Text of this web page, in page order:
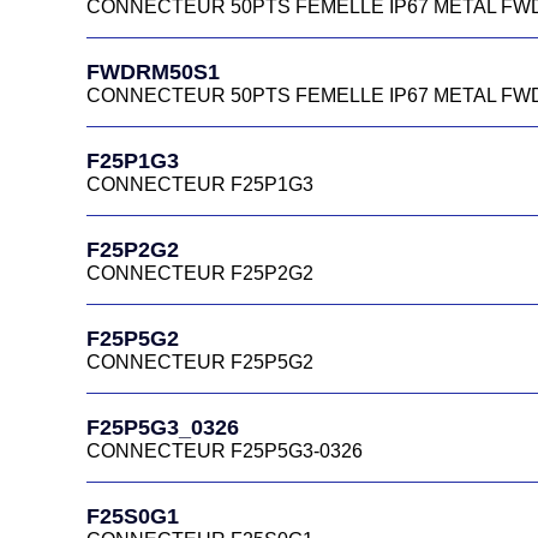
CONNECTEUR 50PTS FEMELLE IP67 METAL
FWDRM50S1
CONNECTEUR 50PTS FEMELLE IP67 METAL
F25P1G3
CONNECTEUR F25P1G3
F25P2G2
CONNECTEUR F25P2G2
F25P5G2
CONNECTEUR F25P5G2
F25P5G3_0326
CONNECTEUR F25P5G3-0326
F25S0G1